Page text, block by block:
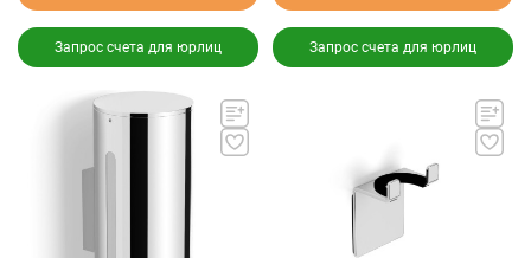
Запрос счета для юрлиц Запрос счета для юрлиц